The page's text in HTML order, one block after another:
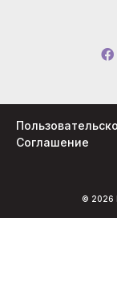
© 2026
Соглашение